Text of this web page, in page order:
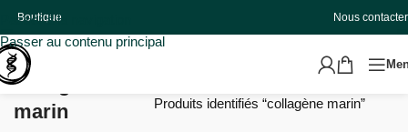
Passer à la navigation
Passer au contenu principal
Boutique Nous contacter
collagène
marin
Produits identifiés “collagène marin”